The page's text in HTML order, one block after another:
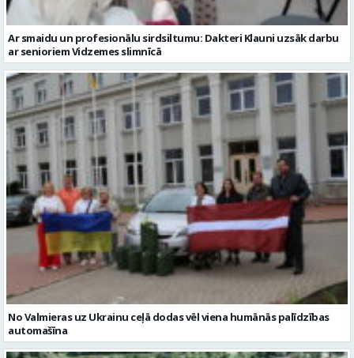
Ar smaidu un profesionālu sirdsiltumu: Dakteri Klauni uzsāk darbu
ar senioriem Vidzemes slimnīcā
No Valmieras uz Ukrainu ceļā dodas vēl viena humānās palīdzības
automašīna